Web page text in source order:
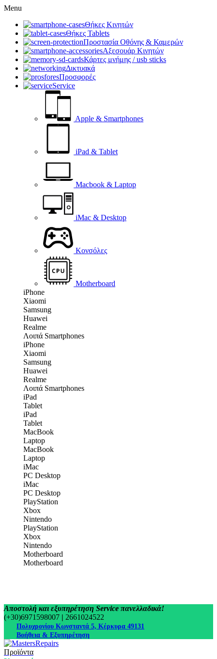
Menu
Θήκες Κινητών
Θήκες Tablets
Προστασία Οθόνης & Καμερών
Αξεσουάρ Κινητών
Κάρτες μνήμης / usb sticks
Δικτυακά
Προσφορές
Service
Apple & Smartphones
iPad & Tablet
Macbook & Laptop
iMac & Desktop
Κονσόλες
Motherboard
iPhone
Xiaomi
Samsung
Huawei
Realme
Λοιπά Smartphones
iPhone
Xiaomi
Samsung
Huawei
Realme
Λοιπά Smartphones
iPad
Tablet
iPad
Tablet
MacBook
Laptop
MacBook
Laptop
iMac
PC Desktop
iMac
PC Desktop
PlayStation
Xbox
Nintendo
PlayStation
Xbox
Nintendo
Motherboard
Motherboard
Αποστολή και εξυπηρέτηση Service πανελλαδικά!
(+30)6971598007 | 2661024522
Πολυχρονίου Κωνσταντά 5, Κέρκυρα 49131
Βοήθεια & Εξυπηρέτηση
Προϊόντα